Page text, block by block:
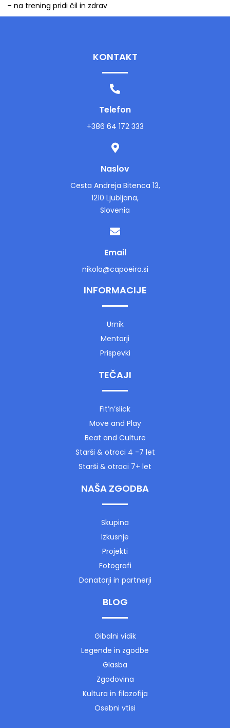
– na trening pridi čil in zdrav
KONTAKT
Telefon
+386 64 172 333
Naslov
Cesta Andreja Bitenca 13,
1210 Ljubljana,
Slovenia
Email
nikola@capoeira.si
INFORMACIJE
Urnik
Mentorji
Prispevki
TEČAJI
Fit’n’slick
Move and Play
Beat and Culture
Starši & otroci 4 -7 let
Starši & otroci 7+ let
NAŠA ZGODBA
Skupina
Izkusnje
Projekti
Fotografi
Donatorji in partnerji
BLOG
Gibalni vidik
Legende in zgodbe
Glasba
Zgodovina
Kultura in filozofija
Osebni vtisi